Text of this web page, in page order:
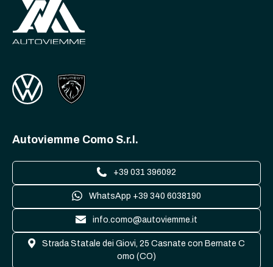
Autoviemme Como S.r.l.
+39 031 396092
WhatsApp +39 340 6038190
info.como@autoviemme.it
Strada Statale dei Giovi, 25 Casnate con Bernate C
omo (CO)